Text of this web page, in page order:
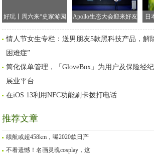
好玩丨周六来“史家游园
会”，坐上“时光机”穿越
回童年
Apollo生态大会迎来好友
百度助力中国联通"一
镜"部署智能车联
日
盐
宴
情人节女生专栏：送男朋友5款黑科技产品，解
困难症”
简化保单管理，「GloveBox」为用户及保险经
展业平台
在iOS 13利用NFC功能刷卡拨打电话
推荐文章
续航或超458km，曝2020款日产
不看遗憾！名画灵魂cosplay，这